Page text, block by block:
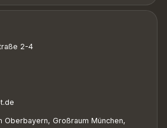
2-4
Oberbayern, Großraum München,